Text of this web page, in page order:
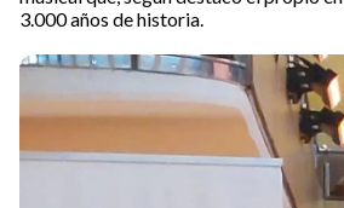
3.000 años de historia.